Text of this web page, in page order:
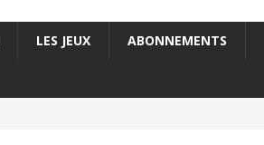
LES JEUX ABONNEMENTS